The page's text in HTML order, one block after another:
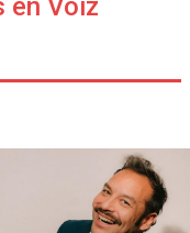
en Voiz